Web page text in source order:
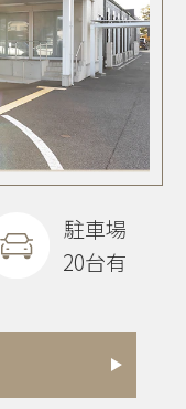
駐車場
20台有